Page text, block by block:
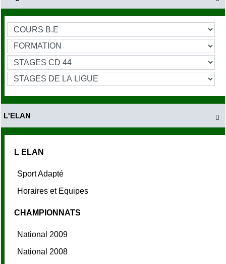

L'ELAN
L ELAN
Sport Adapté
Horaires et Equipes
CHAMPIONNATS
National 2009
National 2008